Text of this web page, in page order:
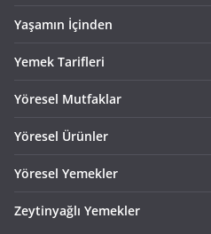
Yaşamın İçinden
Yemek Tarifleri
Yöresel Mutfaklar
Yöresel Ürünler
Yöresel Yemekler
Zeytinyağlı Yemekler